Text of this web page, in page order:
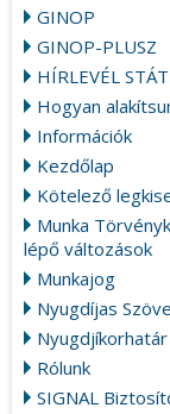
GINOP
GINOP-PLUSZ
HÍRLEVÉL
Hogyan
Információk
Kezdőlap
Kötelező
Munka
lépő változások
Munkajog
Nyugdíjas
Rólunk
SIGNAL